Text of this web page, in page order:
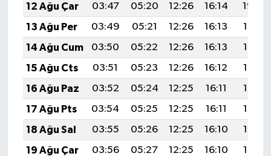
12 Ağu Çar
03:47 05:20 12:26 16:14
19:22
13 Ağu Per
03:49 05:21 12:26 16:13
19:21
14 Ağu Cum
03:50 05:22 12:26 16:13
19:19
15 Ağu Cts
03:51 05:23 12:26 16:12
19:18
16 Ağu Paz
03:52 05:24 12:25 16:11
19:17
17 Ağu Pts
03:54 05:25 12:25 16:11
19:16
18 Ağu Sal
03:55 05:26 12:25 16:10
19:14
19 Ağu Çar
03:56 05:27 12:25 16:10
19:13